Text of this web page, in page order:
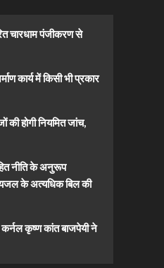
चारधाम पंजीकरण से
कार्य में किसी भी प्रकार
होगी नियमित जांच,
नीति के अनुरूप
के अत्यधिक बिल की
कृष्ण कांत बाजपेयी ने